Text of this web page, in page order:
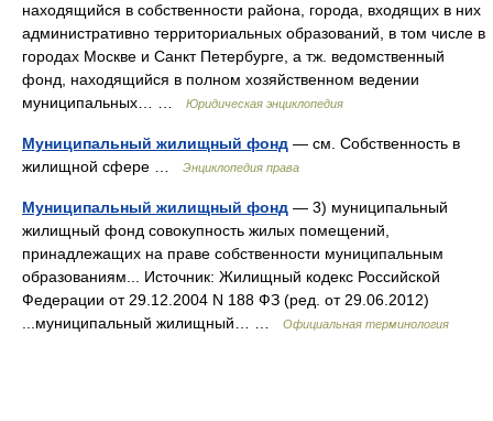
находящийся в собственности района, города, входящих в них
административно территориальных образований, в том числе в
городах Москве и Санкт Петербурге, а тж. ведомственный
фонд, находящийся в полном хозяйственном ведении
муниципальных… …
Юридическая энциклопедия
Муниципальный жилищный фонд — см. Собственность в
жилищной сфере …
Энциклопедия права
Муниципальный жилищный фонд — 3) муниципальный
жилищный фонд совокупность жилых помещений,
принадлежащих на праве собственности муниципальным
образованиям... Источник: Жилищный кодекс Российской
Федерации от 29.12.2004 N 188 ФЗ (ред. от 29.06.2012)
...муниципальный жилищный… …
Официальная терминология